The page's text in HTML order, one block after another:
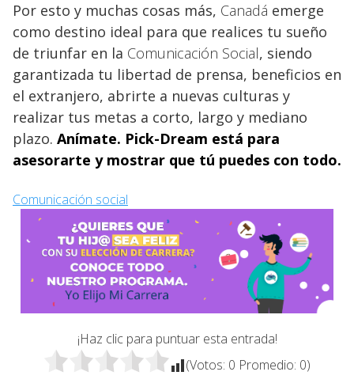
Por esto y muchas cosas más, Canadá emerge
como destino ideal para que realices tu sueño
de triunfar en la Comunicación Social, siendo
garantizada tu libertad de prensa, beneficios en
el extranjero, abrirte a nuevas culturas y
realizar tus metas a corto, largo y mediano
plazo. Anímate. Pick-Dream está para
asesorarte y mostrar que tú puedes con todo.
Comunicación social
¡Haz clic para puntuar esta entrada!
(Votos: 0 Promedio: 0)